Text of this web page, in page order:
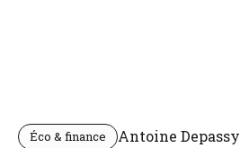
Éco & finance Antoine Depassy